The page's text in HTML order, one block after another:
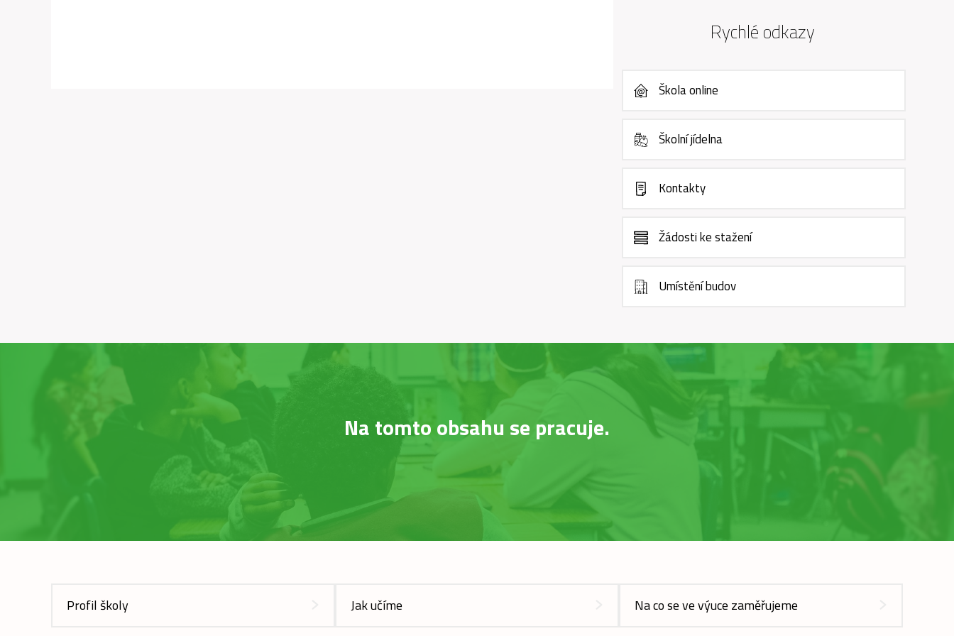
Rychlé odkazy
Škola online
Školní jídelna
Kontakty
Žádosti ke stažení
Umístění budov
Na tomto obsahu se pracuje.
Profil školy Jak učíme Na co se ve výuce zaměřujeme